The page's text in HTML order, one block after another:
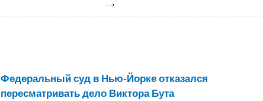
Федеральный суд в Нью-Йорке отказался
пересматривать дело Виктора Бута